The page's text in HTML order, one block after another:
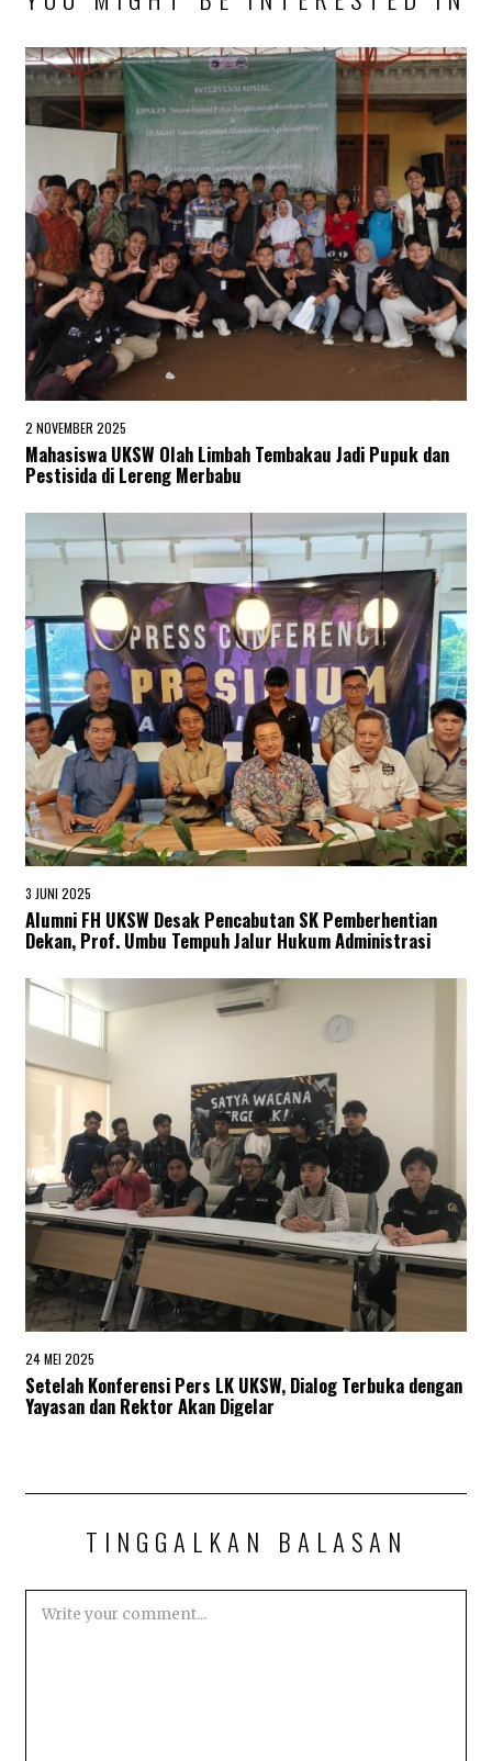
2 NOVEMBER 2025
N
O
V
M
2
0
2
5
Mahasiswa UKSW Olah Limbah Tembakau Jadi Pupuk dan
Pestisida di Lereng Merbabu
3 JUNI 2025
J
U
N
2
0
2
Alumni FH UKSW Desak Pencabutan SK Pemberhentian
Dekan, Prof. Umbu Tempuh Jalur Hukum Administrasi
24 MEI 2025
4
M
E
5
Setelah Konferensi Pers LK UKSW, Dialog Terbuka dengan
Yayasan dan Rektor Akan Digelar
TINGGALKAN BALASAN